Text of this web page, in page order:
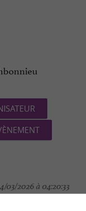
03/2026 à 04:20:33